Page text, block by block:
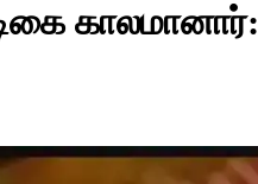
காலமானார்: